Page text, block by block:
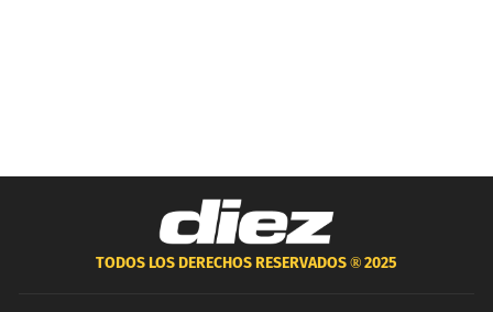
TODOS LOS DERECHOS RESERVADOS ®2025